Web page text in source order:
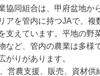
協同組合は、甲府盆地か
アを管内に持つJAで、複
支えています。平地の野
など、管内の農業は多様
がりがあります。
営農支援、販売、資材供